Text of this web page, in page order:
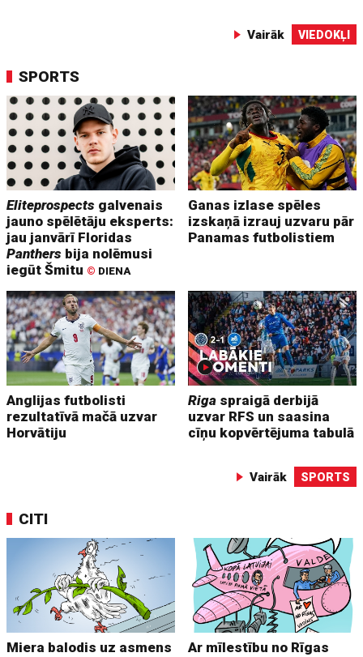
Vairāk VIEDOKĻI
SPORTS
Eliteprospects galvenais
jauno spēlētāju eksperts:
jau janvārī Floridas
Panthers bija nolēmusi
iegūt Šmitu © DIENA
Ganas izlase spēles
izskaņā izrauj uzvaru pār
Panamas futbolistiem
Anglijas futbolisti
rezultatīvā mačā uzvar
Horvātiju
Riga spraigā derbijā
uzvar RFS un saasina
cīņu kopvērtējuma tabulā
Vairāk SPORTS
CITI
Miera balodis uz asmens Ar mīlestību no Rīgas